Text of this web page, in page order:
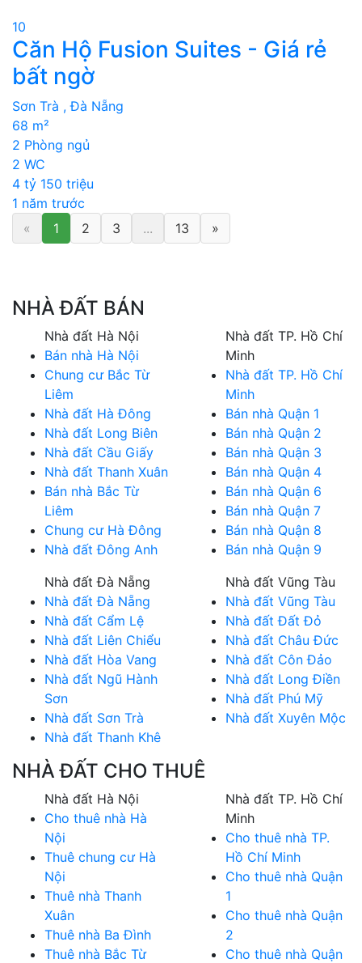
10
Căn Hộ Fusion Suites - Giá rẻ
bất ngờ
Sơn Trà , Đà Nẵng
68 m²
2 Phòng ngủ
2 WC
4 tỷ 150 triệu
1 năm trước
«
1 2 3 ... 13 »
NHÀ ĐẤT BÁN
Nhà đất Hà Nội
Bán nhà Hà Nội
Chung cư Bắc Từ
Liêm
Nhà đất Hà Đông
Nhà đất Long Biên
Nhà đất Cầu Giấy
Nhà đất Thanh Xuân
Bán nhà Bắc Từ
Liêm
Chung cư Hà Đông
Nhà đất Đông Anh
Nhà đất TP. Hồ Chí
Minh
Nhà đất TP. Hồ Chí
Minh
Bán nhà Quận 1
Bán nhà Quận 2
Bán nhà Quận 3
Bán nhà Quận 4
Bán nhà Quận 6
Bán nhà Quận 7
Bán nhà Quận 8
Bán nhà Quận 9
Nhà đất Đà Nẵng
Nhà đất Đà Nẵng
Nhà đất Cẩm Lệ
Nhà đất Liên Chiểu
Nhà đất Hòa Vang
Nhà đất Ngũ Hành
Sơn
Nhà đất Sơn Trà
Nhà đất Thanh Khê
Nhà đất Vũng Tàu
Nhà đất Vũng Tàu
Nhà đất Đất Đỏ
Nhà đất Châu Đức
Nhà đất Côn Đảo
Nhà đất Long Điền
Nhà đất Phú Mỹ
Nhà đất Xuyên Mộc
NHÀ ĐẤT CHO THUÊ
Nhà đất Hà Nội
Cho thuê nhà Hà
Nội
Thuê chung cư Hà
Nội
Thuê nhà Thanh
Xuân
Thuê nhà Ba Đình
Thuê nhà Bắc Từ
Nhà đất TP. Hồ Chí
Minh
Cho thuê nhà TP.
Hồ Chí Minh
Cho thuê nhà Quận
1
Cho thuê nhà Quận
2
Cho thuê nhà Quận